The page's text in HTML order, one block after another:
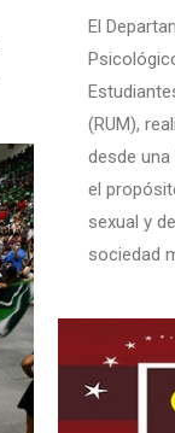
El
(RUM),
desde
el
sexual y
sociedad